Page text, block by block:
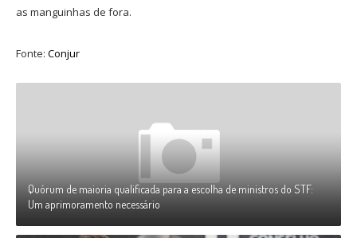
as manguinhas de fora.
Fonte: Conjur
Quórum de maioria qualificada para a escolha de ministros do STF:
Um aprimoramento necessário